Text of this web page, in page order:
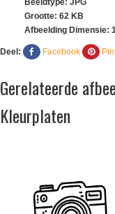
Beeldtype: JPG
Grootte: 62 KB
Afbeelding Dimensie:
Deel: Facebook
Gerelateerde
Kleurplaten